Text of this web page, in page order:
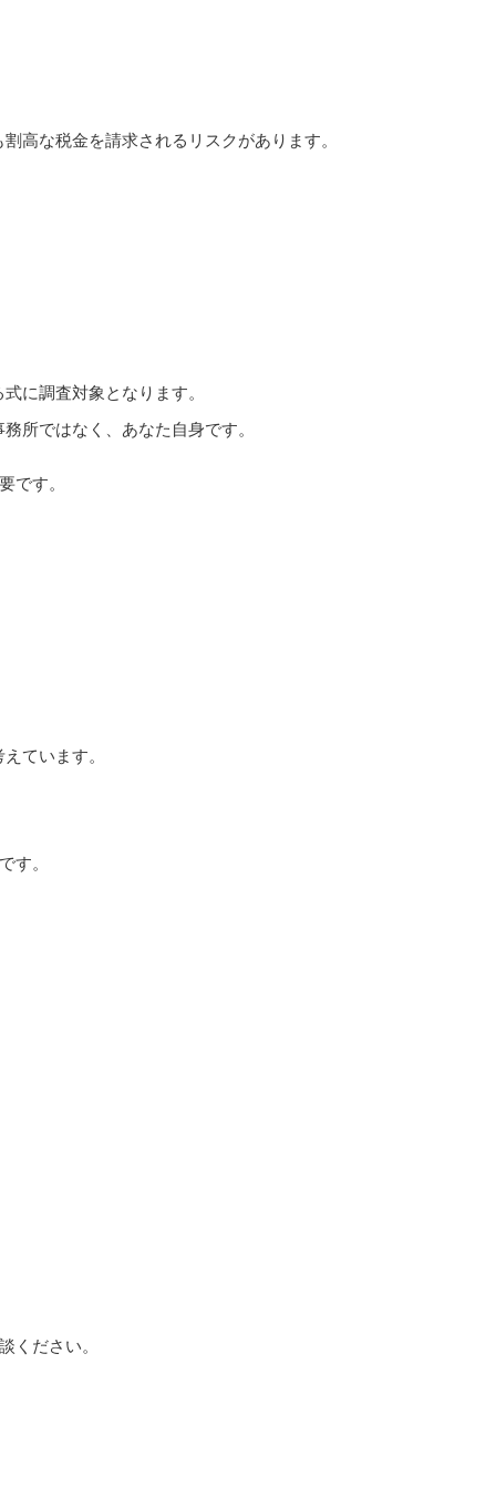
高な税金を請求されるリスクがあります。
に調査対象となります。
所ではなく、あなた自身です。
です。
ています。
す。
ください。